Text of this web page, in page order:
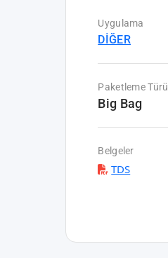
Uygulama
DİĞER
Paketleme Türü
Big Bag
Belgeler
TDS